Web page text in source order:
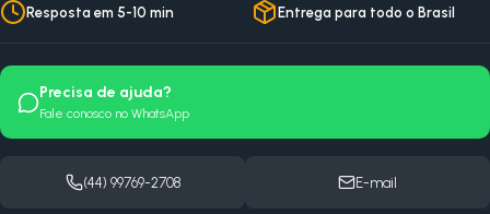
Resposta em 5-10 min Entrega para todo o Brasil
Precisa de ajuda?
Fale conosco no WhatsApp
(44) 99769-2708 E-mail